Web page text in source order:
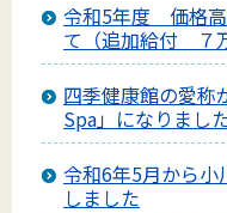
令和5年度 価格高
て（追加給付 ７
四季健康館の愛
Spa」になりまし
令和6年5月から小
しました